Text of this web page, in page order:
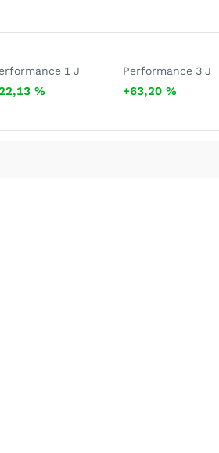
1 J
%
Performance 3 J
+63,20 %